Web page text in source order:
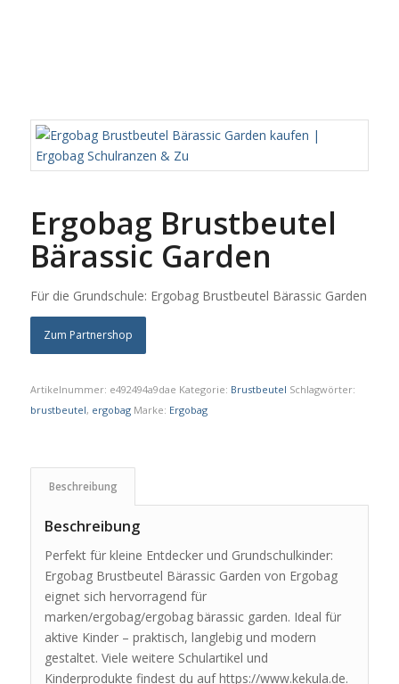
Ergobag Brustbeutel
Bärassic Garden
Für die Grundschule: Ergobag Brustbeutel Bärassic Garden
Zum Partnershop
Artikelnummer: e492494a9dae Kategorie: Brustbeutel Schlagwörter:
brustbeutel, ergobag Marke: Ergobag
Beschreibung
Beschreibung
Perfekt für kleine Entdecker und Grundschulkinder:
Ergobag Brustbeutel Bärassic Garden von Ergobag
eignet sich hervorragend für
marken/ergobag/ergobag bärassic garden. Ideal für
aktive Kinder – praktisch, langlebig und modern
gestaltet. Viele weitere Schulartikel und
Kinderprodukte findest du auf https://www.kekula.de.